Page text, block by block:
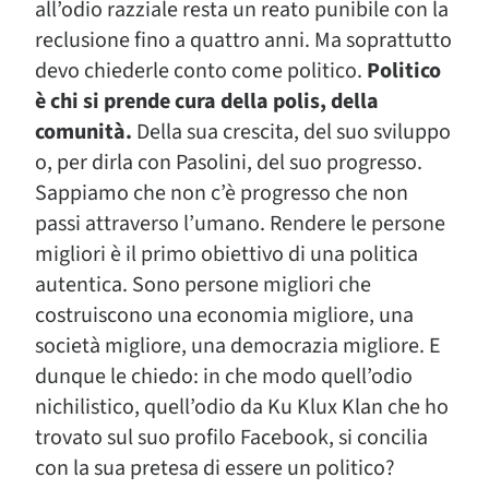
all’odio razziale resta un reato punibile con la
reclusione fino a quattro anni. Ma soprattutto
devo chiederle conto come politico. Politico
è chi si prende cura della polis, della
comunità. Della sua crescita, del suo sviluppo
o, per dirla con Pasolini, del suo progresso.
Sappiamo che non c’è progresso che non
passi attraverso l’umano. Rendere le persone
migliori è il primo obiettivo di una politica
autentica. Sono persone migliori che
costruiscono una economia migliore, una
società migliore, una democrazia migliore. E
dunque le chiedo: in che modo quell’odio
nichilistico, quell’odio da Ku Klux Klan che ho
trovato sul suo profilo Facebook, si concilia
con la sua pretesa di essere un politico?